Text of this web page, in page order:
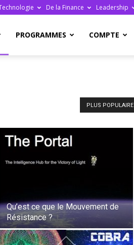
De la Finance Leadership
PROGRAMMES COMPTE
PLUS POPULAIRE
Qu’est ce que le Mouvement de
Résistance ?